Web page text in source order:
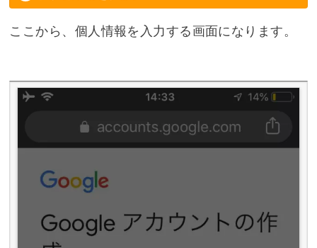
ここから、個人情報を入力する画面になります。